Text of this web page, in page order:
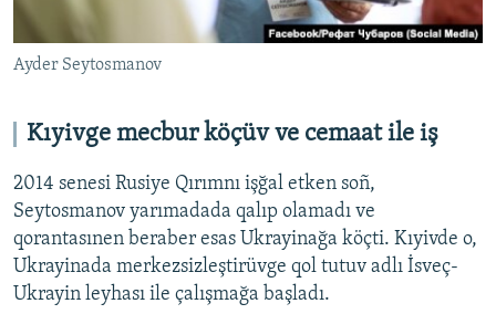
Ayder Seytosmanov
Kıyivge mecbur köçüv ve cemaat ile iş
2014 senesi Rusiye Qırımnı işğal etken soñ,
Seytosmanov yarımadada qalıp olamadı ve
qorantasınen beraber esas Ukrayinağa köçti. Kıyivde o,
Ukrayinada merkezsizleştirüvge qol tutuv adlı İsveç-
Ukrayin leyhası ile çalışmağa başladı.